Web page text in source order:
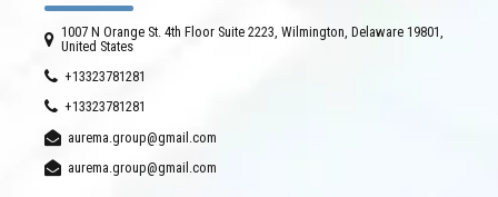
1007 N Orange St. 4th Floor Suite 2223, Wilmington, Delaware 19801,
United States
+13323781281
+13323781281
aurema.group@gmail.com
aurema.group@gmail.com